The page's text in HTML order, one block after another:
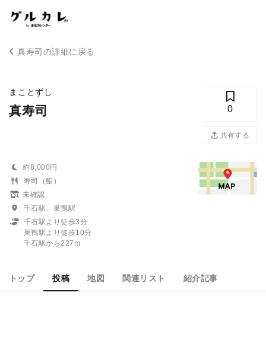
真寿司の詳細に戻る
まことずし
真寿司 0
共有する
約8,000円
寿司（鮨）
未確認
千石駅、巣鴨駅
千石駅より徒歩3分
巣鴨駅より徒歩10分
千石駅から227m
トップ 投稿 地図 関連リスト 紹介記事